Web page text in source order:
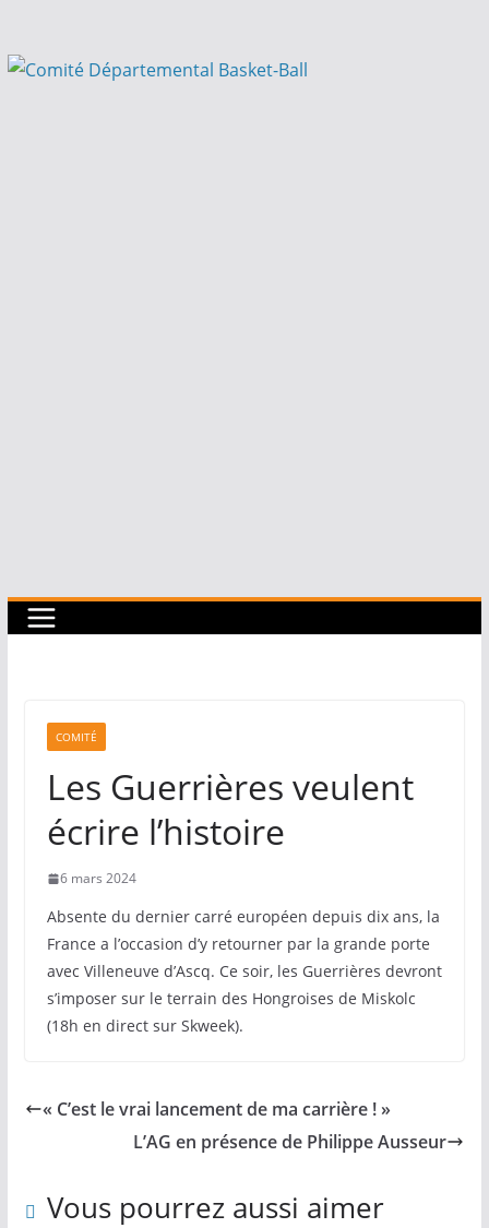
au
COMITÉ
Les Guerrières veulent
écrire l’histoire
6 mars 2024
Absente du dernier carré européen depuis dix ans, la
France a l’occasion d’y retourner par la grande porte
avec Villeneuve d’Ascq. Ce soir, les Guerrières devront
s’imposer sur le terrain des Hongroises de Miskolc
(18h en direct sur Skweek).
« C’est le vrai lancement de ma carrière ! »
L’AG en présence de Philippe Ausseur
Vous pourrez aussi aimer